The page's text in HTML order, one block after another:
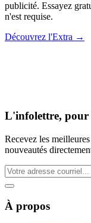
publicité. Essayez
n'est requise.
Découvrez l'Extra →
L'infolettre, pour
Recevez les
nouveautés
À propos